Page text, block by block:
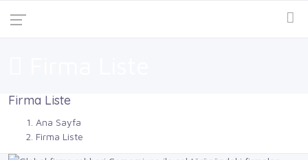
Firma Liste
Ana Sayfa
Firma Liste